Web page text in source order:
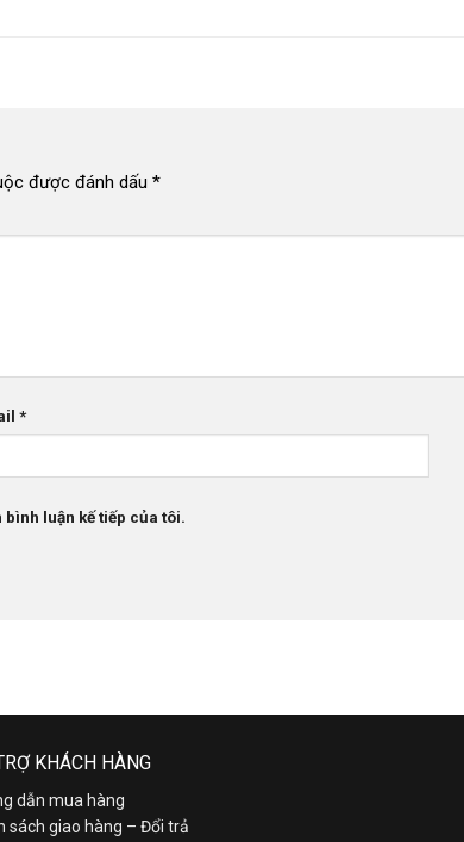
được đánh dấu *
*
luận kế tiếp của tôi.
KHÁCH HÀNG
dẫn mua hàng
sách giao hàng – Đổi trả